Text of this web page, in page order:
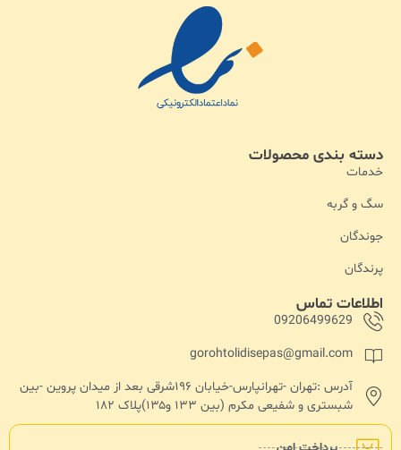
اطلاعات تماس
09206499629
gorohtolidisepas@gmail.com
آدرس :تهران -تهرانپارس-خیابان ۱۹۶شرقی بعد از میدان پروین -بین
شبستری و شفیعی مکرم (بین ۱۳۳ و۱۳۵)پلاک ۱۸۲
دسته بندی محصولات
خدمات
سگ و گربه
جوندگان
پرندگان